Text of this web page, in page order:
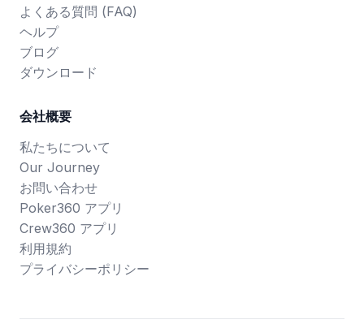
よくある質問 (FAQ)
ヘルプ
ブログ
ダウンロード
会社概要
私たちについて
Our Journey
お問い合わせ
Poker360 アプリ
Crew360 アプリ
利用規約
プライバシーポリシー